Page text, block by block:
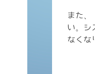
また、
い。シ
なくな